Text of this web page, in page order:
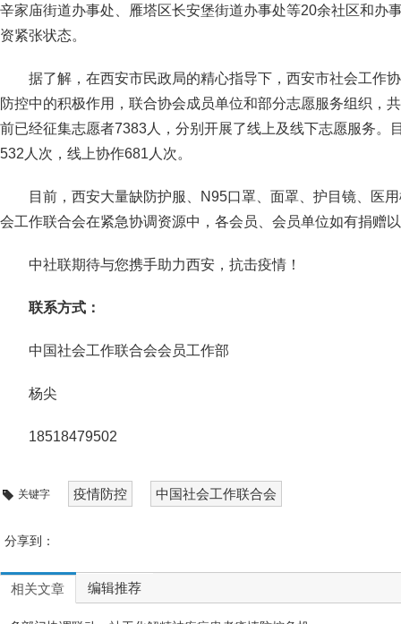
辛家庙街道办事处、雁塔区长安堡街道办事处等20余社区和办
资紧张状态。
据了解，在西安市民政局的精心指导下，西安市社会工作
防控中的积极作用，联合协会成员单位和部分志愿服务组织，
前已经征集志愿者7383人，分别开展了线上及线下志愿服务。
532人次，线上协作681人次。
目前，西安大量缺防护服、N95口罩、面罩、护目镜、医
会工作联合会在紧急协调资源中，各会员、会员单位如有捐赠
中社联期待与您携手助力西安，抗击疫情！
联系方式：
中国社会工作联合会会员工作部
杨尖
18518479502
关键字 疫情防控 中国社会工作联合会
分享到：
相关文章 编辑推荐